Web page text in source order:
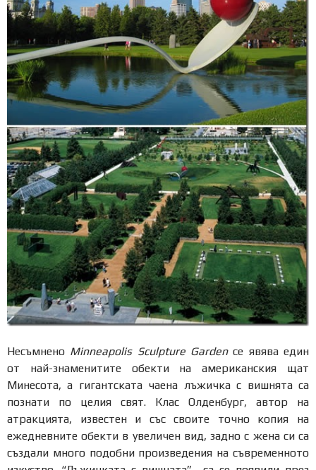
Несъмнено Minneapolis Sculpture Gardenсе явява един
от най-знаменитите обекти на американския щат
Минесота, а гигантската чаена лъжичка с вишнята са
познати по целия свят. Клас Олденбург, автор на
атракцията, известен и със своите точно копия на
ежедневните обекти в увеличен вид, задно с жена си са
създали много подобни произведения на съвременното